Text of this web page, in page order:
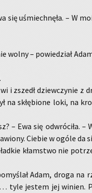
się uśmiech­nę­ła. – W
wolny – po­wie­dział
i zszedł dziew­czy­nie z
na skłę­bio­ne loki, na
– Ewa się od­wró­ci­ła.
Cie­bie w ogóle da
kłam­stwo nie
Adam, droga
tyle je­stem jej wi­nien.